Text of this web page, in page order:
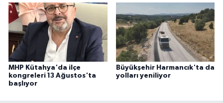
MHP Kütahya'da ilçe
kongreleri 13 Ağustos'ta
başlıyor
Büyükşehir Harmancık'ta da
yolları yeniliyor